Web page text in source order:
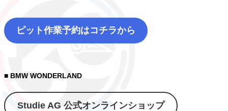
ピット作業予約はコチラから
■ BMW WONDERLAND
Studie AG 公式オンラインショップ